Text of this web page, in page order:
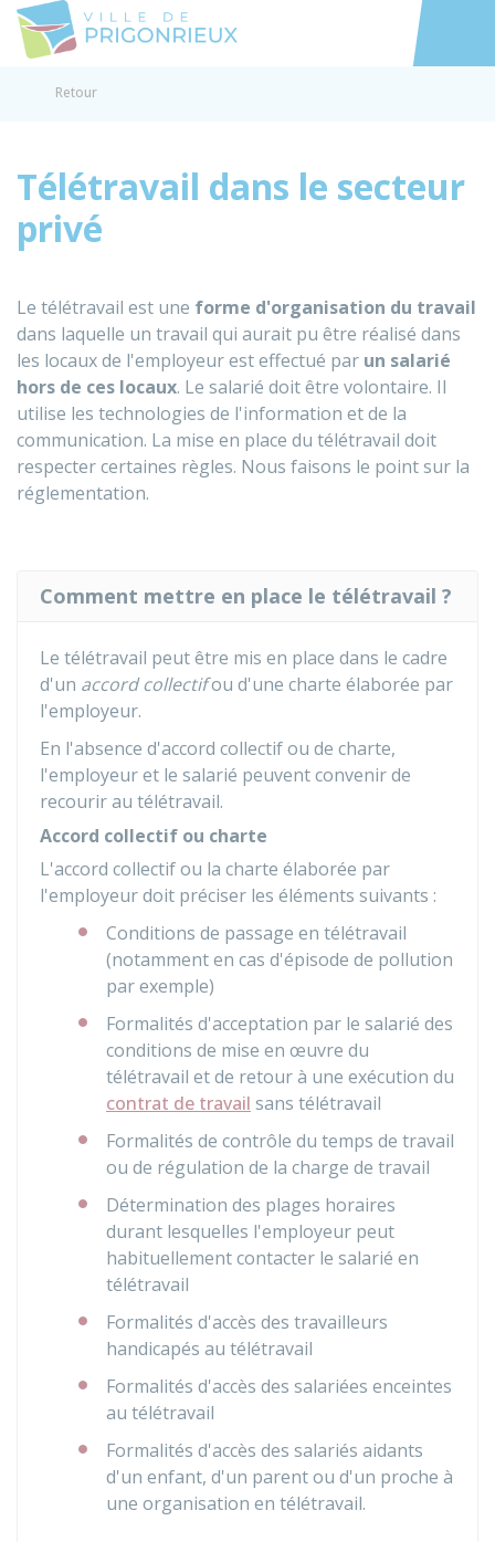
Accéder
Retour
Télétravail dans le secteur
privé
Le télétravail est une forme d'organisation du travail
dans laquelle un travail qui aurait pu être réalisé dans
les locaux de l'employeur est effectué par un salarié
hors de ces locaux. Le salarié doit être volontaire. Il
utilise les technologies de l'information et de la
communication. La mise en place du télétravail doit
respecter certaines règles. Nous faisons le point sur la
réglementation.
Comment mettre en place le télétravail ?
Le télétravail peut être mis en place dans le cadre
d'un accord collectifou d'une charte élaborée par
l'employeur.
En l'absence d'accord collectif ou de charte,
l'employeur et le salarié peuvent convenir de
recourir au télétravail.
Accord collectif ou charte
L'accord collectif ou la charte élaborée par
l'employeur doit préciser les éléments suivants :
Conditions de passage en télétravail
(notamment en cas d'épisode de pollution
par exemple)
Formalités d'acceptation par le salarié des
conditions de mise en œuvre du
télétravail et de retour à une exécution du
contrat de travail sans télétravail
Formalités de contrôle du temps de travail
ou de régulation de la charge de travail
Détermination des plages horaires
durant lesquelles l'employeur peut
habituellement contacter le salarié en
télétravail
Formalités d'accès des travailleurs
handicapés au télétravail
Formalités d'accès des salariées enceintes
au télétravail
Formalités d'accès des salariés aidants
d'un enfant, d'un parent ou d'un proche à
une organisation en télétravail.